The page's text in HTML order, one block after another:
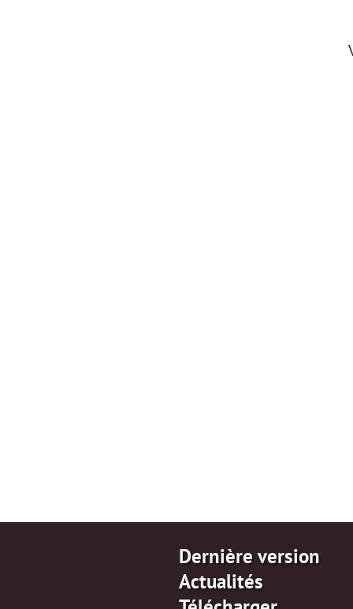
Dernière version
Actualités